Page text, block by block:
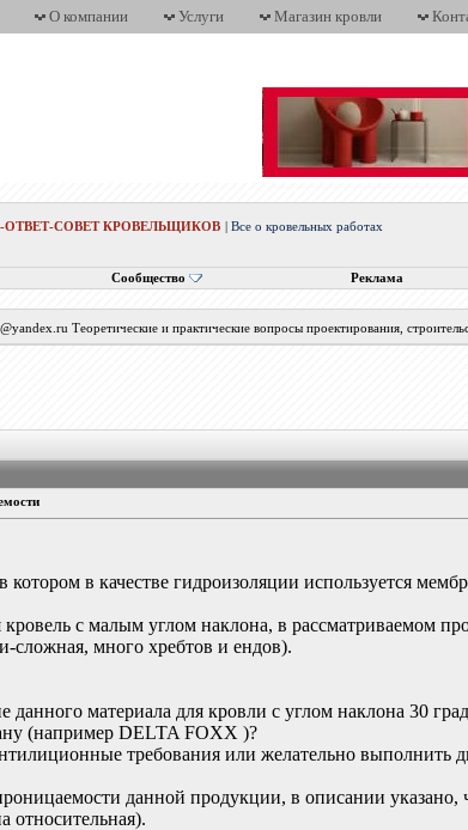
О компании Услуги Магазин кровли
ОТВЕТ-СОВЕТ КРОВЕЛЬЩИКОВ |Все о кровельных работах
Сообщество Реклама
Теоретические и практические вопросы проектирования,
в качестве гидроизоляции используется
с малым углом наклона, в рассматриваемом
сложная, много хребтов и ендов).
данного материала для кровли с углом наклона 30
(например DELTA FOXX )?
требования или желательно
данной продукции, в описании
относительная).